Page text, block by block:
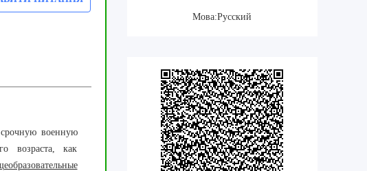
военную
возраста, как
Мова:Русский